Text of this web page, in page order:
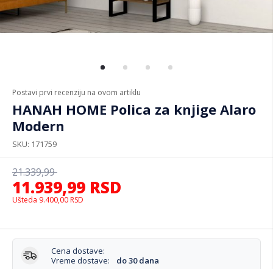
Postavi prvi recenziju na ovom artiklu
HANAH HOME Polica za knjige Alaro
Modern
SKU 171759
11.939,99 RSD
21.339,99
Ušteda 9.400,00 RSD
Cena dostave:
Vreme dostave:
do 30 dana